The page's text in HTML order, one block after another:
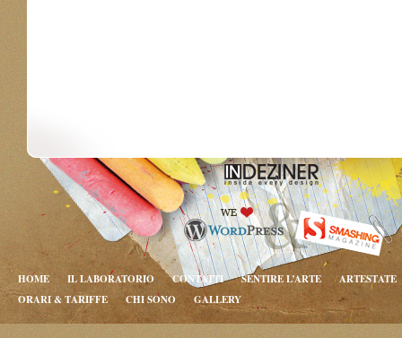
HOME IL LABORATORIO CONTATTI SENTIRE L’ARTE
ARTESTATE
ORARI & TARIFFE
CHI SONO GALLERY